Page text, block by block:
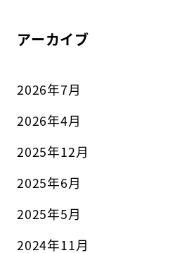
アーカイブ
2026年7月
2026年4月
2025年12月
2025年6月
2025年5月
2024年11月